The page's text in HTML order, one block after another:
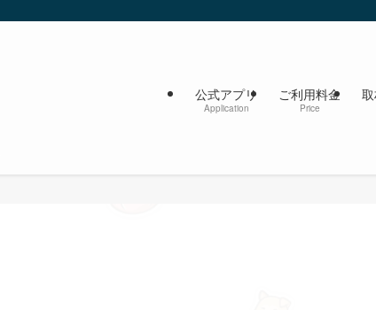
公式アプリ
Application
ご利用料金
Price